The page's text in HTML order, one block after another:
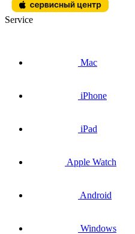
Service
Mac
iPhone
iPad
Apple Watch
Android
Windows